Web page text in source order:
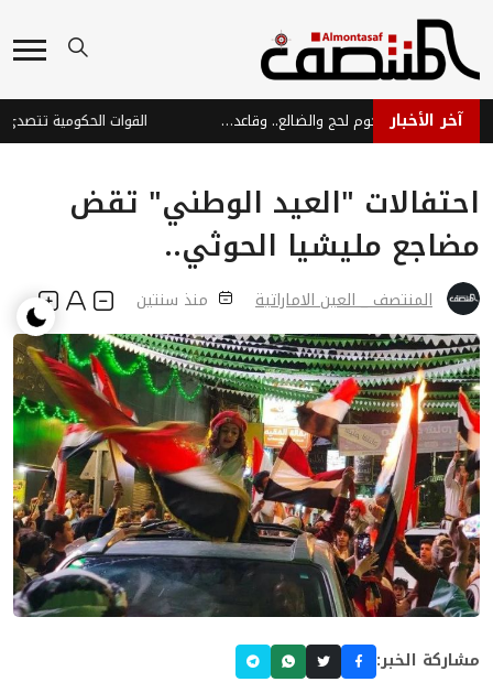
آخر الأخبار تحركات عسكرية حوثية على تخوم لحج والضالع.. وقاعدة العند ضمن دائرة التهديد
احتفالات "العيد الوطني" تقض
مضاجع مليشيا الحوثي..
المنتصف _ العين الاماراتية منذ سنتين
مشاركة الخبر: